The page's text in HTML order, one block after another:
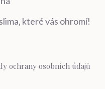
které vás ohromí!
ochrany osobních údajů